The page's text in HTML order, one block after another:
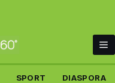
SPORT DIASPORA